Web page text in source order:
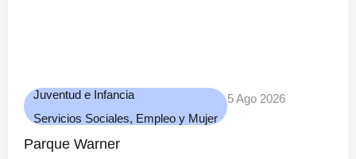
Juventud e Infancia
Servicios Sociales, Empleo y Mujer
5 Ago 2026
Parque Warner